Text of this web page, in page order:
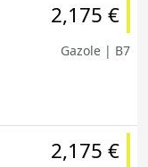
2,175 €
Gazole | B7
2,175 €